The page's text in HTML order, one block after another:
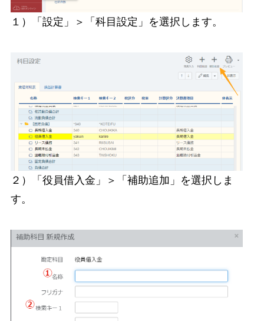
１）「設定」＞「科目設定」を選択します。
２）「役員借入金」＞「補助追加」を選択しま
す。